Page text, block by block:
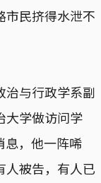
市民挤得水泄不
治与行政学系副
大学做访问学
息，他一阵唏
被告，有人已